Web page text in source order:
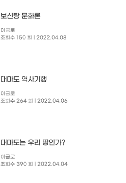
보신탕 문화론
이금로
조회수 150 회
| 2022.04.08
대마도 역사기행
이금로
조회수 264 회
| 2022.04.06
대마도는 우리 땅인가?
이금로
조회수 390 회
| 2022.04.04